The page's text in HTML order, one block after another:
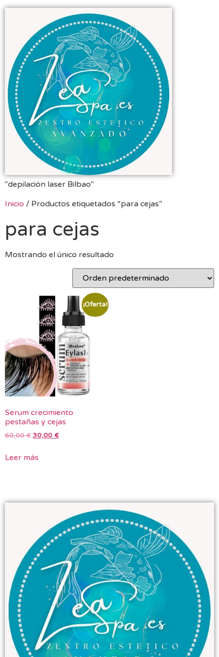
"depilación laser Bilbao"
Inicio / Productos etiquetados “para cejas”
para cejas
Mostrando el único resultado
¡Oferta!
Serum crecimiento
pestañas y cejas
60,00€ 30,00 €
Leer más